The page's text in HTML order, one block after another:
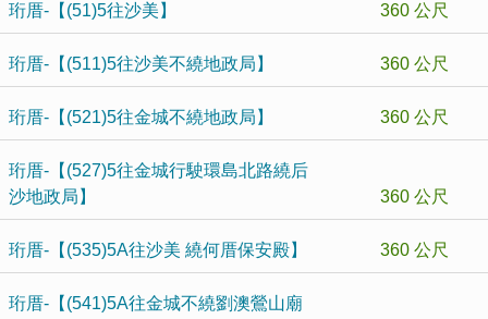
珩厝-【(51)5往沙美】 360 公尺
珩厝-【(511)5往沙美不繞地政局】 360 公尺
珩厝-【(521)5往金城不繞地政局】 360 公尺
珩厝-【(527)5往金城行駛環島北路繞后
沙地政局】
360 公尺
珩厝-【(535)5A往沙美 繞何厝保安殿】 360 公尺
珩厝-【(541)5A往金城不繞劉澳鶯山廟